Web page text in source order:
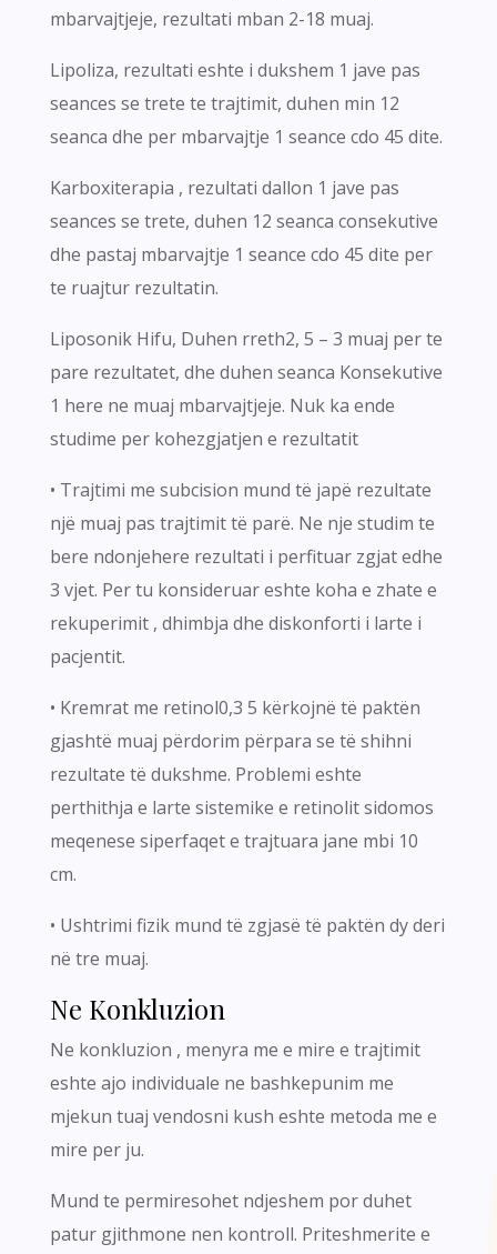
mbarvajtjeje, rezultati mban 2-18 muaj.
Lipoliza, rezultati eshte i dukshem 1 jave pas
seances se trete te trajtimit, duhen min 12
seanca dhe per mbarvajtje 1 seance cdo 45 dite.
Karboxiterapia , rezultati dallon 1 jave pas
seances se trete, duhen 12 seanca consekutive
dhe pastaj mbarvajtje 1 seance cdo 45 dite per
te ruajtur rezultatin.
Liposonik Hifu, Duhen rreth2, 5 – 3 muaj per te
pare rezultatet, dhe duhen seanca Konsekutive
1 here ne muaj mbarvajtjeje. Nuk ka ende
studime per kohezgjatjen e rezultatit
• Trajtimi me subcision mund të japë rezultate
një muaj pas trajtimit të parë. Ne nje studim te
bere ndonjehere rezultati i perfituar zgjat edhe
3 vjet. Per tu konsideruar eshte koha e zhate e
rekuperimit , dhimbja dhe diskonforti i larte i
pacjentit.
• Kremrat me retinol0,3 5 kërkojnë të paktën
gjashtë muaj përdorim përpara se të shihni
rezultate të dukshme. Problemi eshte
perthithja e larte sistemike e retinolit sidomos
meqenese siperfaqet e trajtuara jane mbi 10
cm.
• Ushtrimi fizik mund të zgjasë të paktën dy deri
në tre muaj.
Ne Konkluzion
Ne konkluzion , menyra me e mire e trajtimit
eshte ajo individuale ne bashkepunim me
mjekun tuaj vendosni kush eshte metoda me e
mire per ju.
Mund te permiresohet ndjeshem por duhet
patur gjithmone nen kontroll. Priteshmerite e